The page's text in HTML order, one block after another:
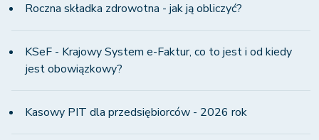
Roczna składka zdrowotna - jak ją obliczyć?
KSeF - Krajowy System e-Faktur, co to jest i od kiedy
jest obowiązkowy?
Kasowy PIT dla przedsiębiorców - 2026 rok